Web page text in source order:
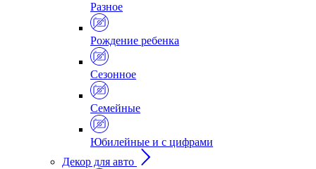
Разное
Рождение ребенка
Сезонное
Семейные
Юбилейные и с цифрами
Декор для авто